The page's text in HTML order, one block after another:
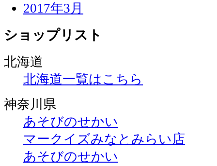
2017年3月
ショップリスト
北海道
北海道一覧はこちら
神奈川県
あそびのせかい
マークイズみなとみらい店
あそびのせかい